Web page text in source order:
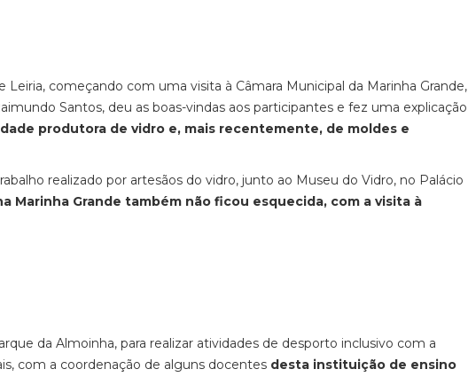
começando com uma visita à Câmara Municipal da Marinha Grande,
Santos, deu as boas-vindas aos participantes e fez uma explicação
produtora de vidro e, mais recentemente, de moldes e
realizado por artesãos do vidro, junto ao Museu do Vidro, no Palácio
Marinha Grande também não ficou esquecida, com a visita à
da Almoinha, para realizar atividades de desporto inclusivo com a
com a coordenação de alguns docentes desta instituição de ensino